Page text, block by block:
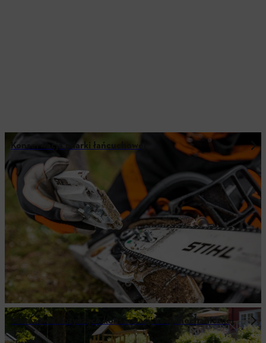
Konserwacja pilarki łańcuchowej
Wskazówki dotyczące konserwacji kosy mechanicznej